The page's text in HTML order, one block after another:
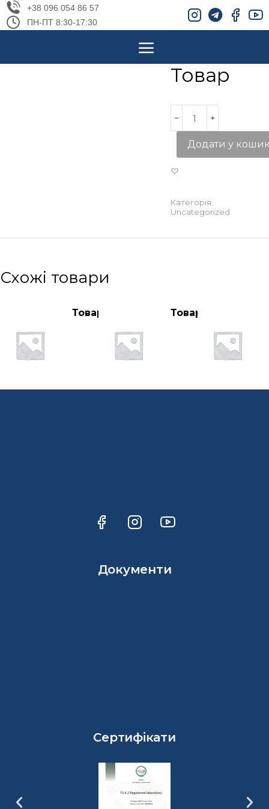
+38 096 054 86 57
ПН-ПТ 8:30-17:30
Товар
Додати у
Категорія:
Uncategorized
Схожі товари
Товар Товар
Документи
Сертифікати